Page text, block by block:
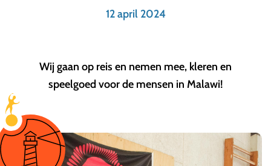
12 april 2024
Wij gaan op reis en nemen mee, kleren en
speelgoed voor de mensen in Malawi!